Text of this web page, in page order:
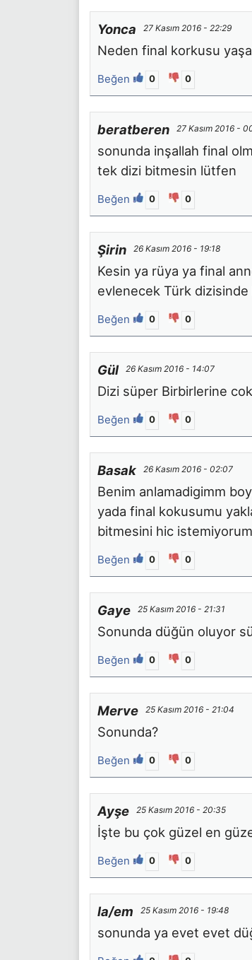
Yonca 27 Kasım 2016 - 22:29
Neden final korkusu
Beğen 0 0
beratberen 27 Kasım 2016 -
sonunda inşallah final
tek dizi bitmesin lütfen
Beğen 0 0
Şirin 26 Kasım 2016 - 19:18
Kesin ya rüya ya final
evlenecek Türk dizisinde
Beğen 0 0
Gül 26 Kasım 2016 - 14:07
Dizi süper Birbirlerine
Beğen 0 0
Basak 26 Kasım 2016 - 02:07
Benim anlamadigimm
yada final kokusumu
bitmesini hic
Beğen 0 0
Gaye 25 Kasım 2016 - 21:31
Sonunda düğün oluyor
Beğen 0 0
Merve 25 Kasım 2016 - 21:04
Sonunda?
Beğen 0 0
Ayşe 25 Kasım 2016 - 20:35
İşte bu çok güzel en
Beğen 0 0
la/em 25 Kasım 2016 - 19:48
sonunda ya evet evet